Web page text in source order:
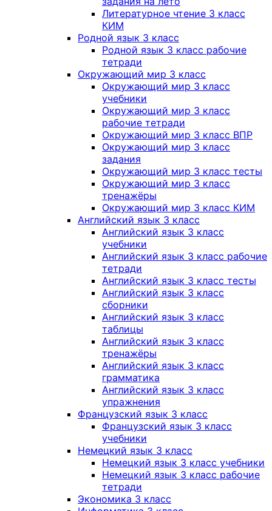
Литературное чтение 3 класс
КИМ
Родной язык 3 класс
Родной язык 3 класс рабочие
тетради
Окружающий мир 3 класс
Окружающий мир 3 класс
учебники
Окружающий мир 3 класс
рабочие тетради
Окружающий мир 3 класс ВПР
Окружающий мир 3 класс
задания
Окружающий мир 3 класс тесты
Окружающий мир 3 класс
тренажёры
Окружающий мир 3 класс КИМ
Английский язык 3 класс
Английский язык 3 класс
учебники
Английский язык 3 класс рабочие
тетради
Английский язык 3 класс тесты
Английский язык 3 класс
сборники
Английский язык 3 класс
таблицы
Английский язык 3 класс
тренажёры
Английский язык 3 класс
грамматика
Английский язык 3 класс
упражнения
Французский язык 3 класс
Французский язык 3 класс
учебники
Немецкий язык 3 класс
Немецкий язык 3 класс учебники
Немецкий язык 3 класс рабочие
тетради
Экономика 3 класс